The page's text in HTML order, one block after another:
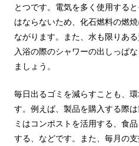
とつです。電気を多く使用する
はならないため、化石燃料の燃
ながります。また、水も限りあ
入浴の際のシャワーの出しっぱ
ましょう。
毎日出るゴミを減らすことも、
す。例えば、製品を購入する際
ミはコンポストを活用する、食
する、などです。また、毎月の